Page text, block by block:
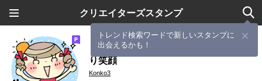
クリエイターズスタンプ
トレンド検索ワードで新しいスタンプに
出会えるかも！
【改訂版】＊ルンルン毎日２＊ほっこ
り笑顔
Konko3